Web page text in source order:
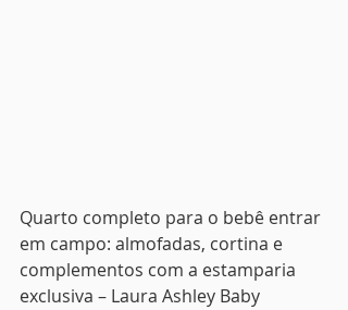
Quarto completo para o bebê entrar
em campo: almofadas, cortina e
complementos com a estamparia
exclusiva – Laura Ashley Baby